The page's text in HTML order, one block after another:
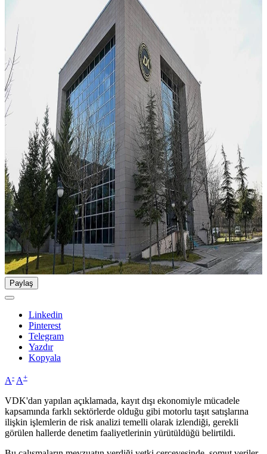
Paylaş
Linkedin
Pinterest
Telegram
Yazdır
Kopyala
A- A+
VDK'dan yapılan açıklamada, kayıt dışı ekonomiyle mücadele
kapsamında farklı sektörlerde olduğu gibi motorlu taşıt satışlarına
ilişkin işlemlerin de risk analizi temelli olarak izlendiği, gerekli
görülen hallerde denetim faaliyetlerinin yürütüldüğü belirtildi.